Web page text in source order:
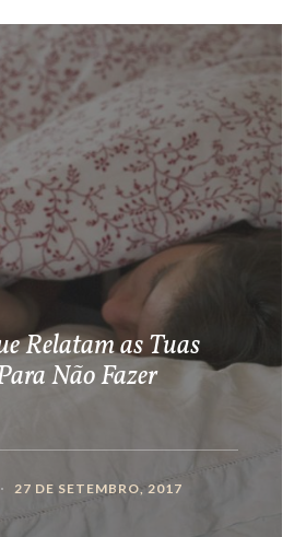
Relatam as Tuas
Não Fazer
27 DE SETEMBRO, 2017